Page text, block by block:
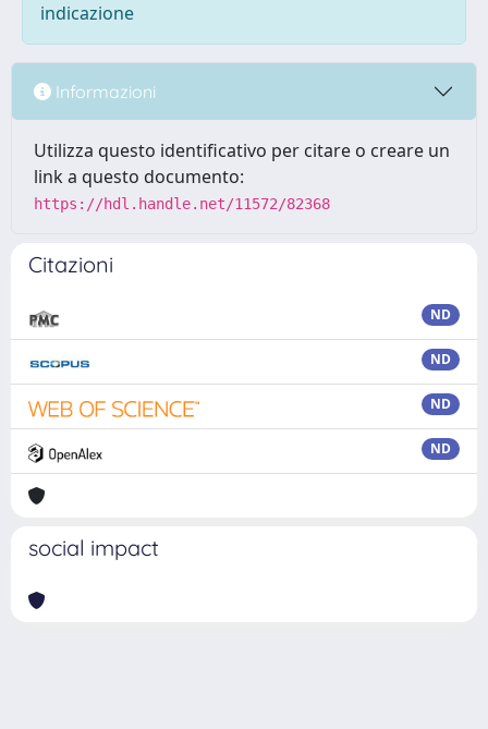
indicazione
Informazioni
Utilizza questo identificativo per citare o creare un
link a questo documento:
https://hdl.handle.net/11572/82368
Citazioni
ND
ND
ND
ND
social impact